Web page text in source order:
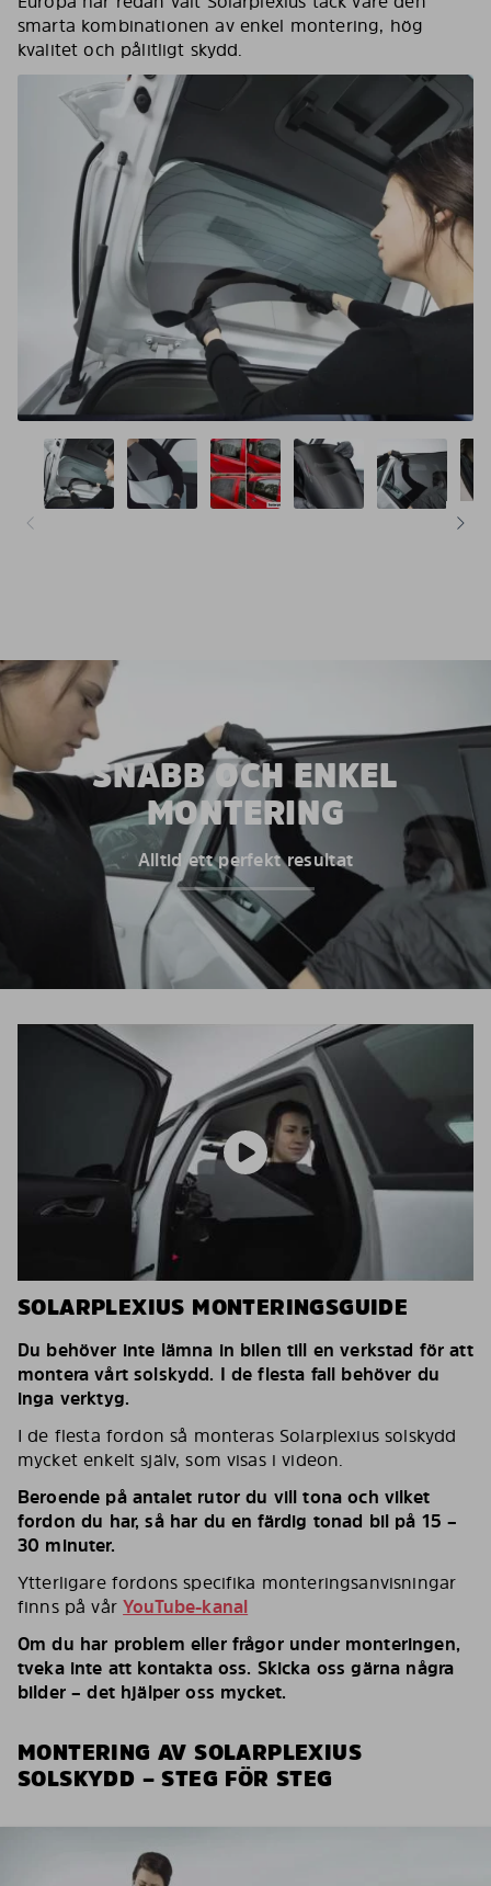
smarta kombinationen av enkel montering, hög
kvalitet och pålitligt skydd.
SNABB OCH ENKEL
MONTERING
Alltid ett perfekt resultat
SOLARPLEXIUS MONTERINGSGUIDE
Du behöver inte lämna in bilen till en verkstad för att
montera vårt solskydd. I de flesta fall behöver du
inga verktyg.
I de flesta fordon så monteras Solarplexius solskydd
mycket enkelt själv, som visas i videon.
Beroende på antalet rutor du vill tona och vilket
fordon du har, så har du en färdig tonad bil på 15 –
30 minuter.
Ytterligare fordons specifika monteringsanvisningar
finns på vårYouTube-kanal
Om du har problem eller frågor under monteringen,
tveka inte att kontakta oss. Skicka oss gärna några
bilder – det hjälper oss mycket.
MONTERING AV SOLARPLEXIUS
SOLSKYDD – STEG FÖR STEG